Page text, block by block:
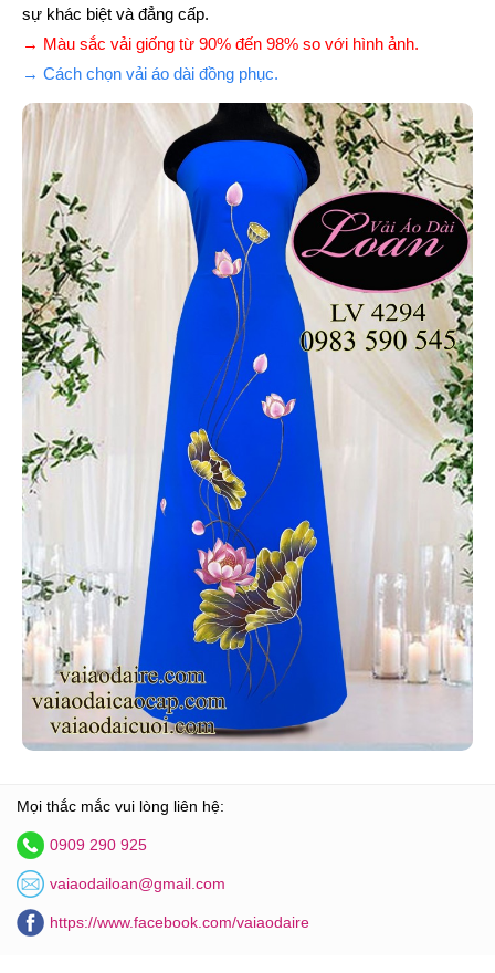
sự khác biệt và đẳng cấp.
→ Màu sắc vải giống từ 90% đến 98% so với hình ảnh.
→ Cách chọn vải áo dài đồng phục.
Mọi thắc mắc vui lòng liên hệ:
0909 290 925
vaiaodailoan@gmail.com
https://www.facebook.com/vaiaodaire